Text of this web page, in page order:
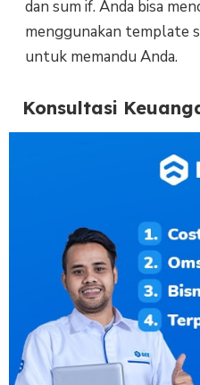
dan sum if. Anda bisa
menggunakan template
untuk memandu Anda.
Konsultasi